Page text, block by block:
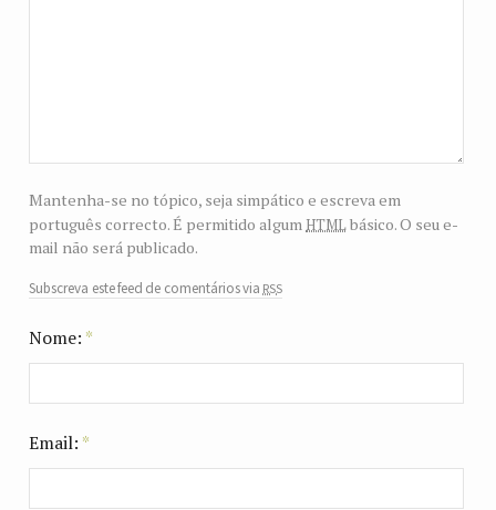
Mantenha-se no tópico, seja simpático e escreva em
português correcto. É permitido algum htmlbásico. O seu e-
mail não será publicado.
Subscreva este feed de comentários viarss
Nome: *
Email: *